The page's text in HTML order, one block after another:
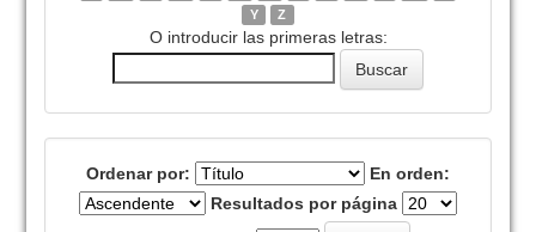
Y
Z
O introducir las primeras letras:
Ordenar por:
En orden:
Resultados por página